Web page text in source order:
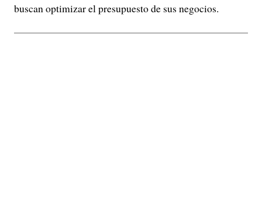
buscan optimizar el presupuesto de sus negocios.